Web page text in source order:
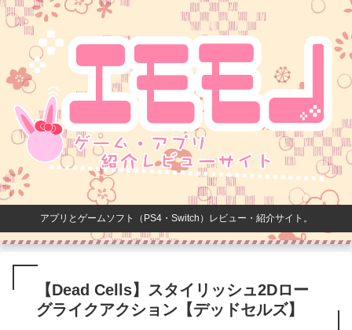
アプリとゲームソフト（PS4・Switch）レビュー・紹介サイト。
【Dead Cells】スタイリッシュ2Dロー
グライクアクション【デッドセルズ】